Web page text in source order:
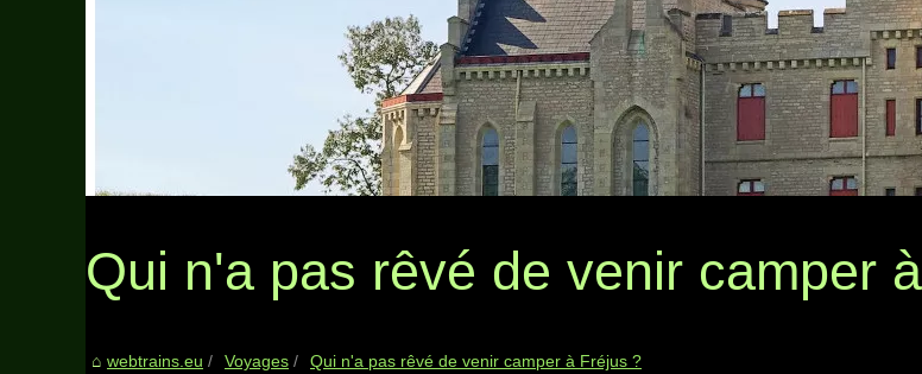
Qui n'a pas rêvé de venir camper
webtrains.eu Voyages Qui n'a pas rêvé de venir camper à Fréjus ?